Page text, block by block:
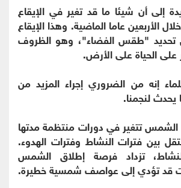
إلى أن شيئا ما قد تغير في الإيقاع
الأربعين عاما الماضية. وهذا الإيقاع
"طقس الفضاء"، وهو الظروف
على الحياة على الأرض.
إنه من الضروري إجراء المزيد من
لنجمنا.
تتغير في دورات منتظمة مدتها
بين فترات النشاط وفترات الهدوء.
تزداد فرصة إطلاق الشمس
قد تؤدي إلى عواصف شمسية خطيرة.